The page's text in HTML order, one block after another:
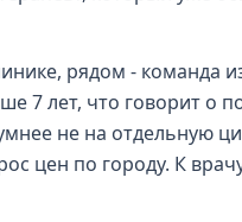
рядом - команда
7 лет, что говорит о
не на отдельную
цен по городу. К